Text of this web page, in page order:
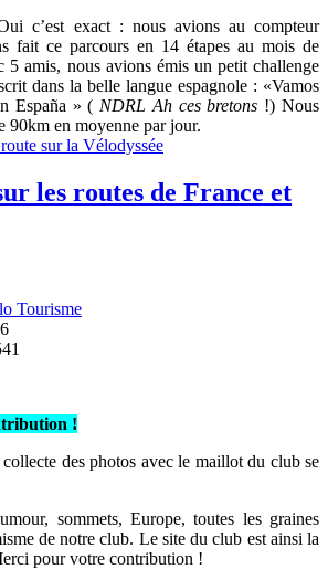
c’est exact : nous avions au compteur
fait ce parcours en 14 étapes au mois de
5 amis, nous avions émis un petit challenge
dans la belle langue espagnole : «Vamos
España » ( NDRL Ah ces bretons !) Nous
90km en moyenne par jour.
sur la Vélodyssée
les routes de France et
Tourisme
!
des photos avec le maillot du club se
sommets, Europe, toutes les graines
de notre club. Le site du club est ainsi la
pour votre contribution !